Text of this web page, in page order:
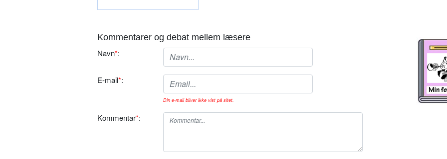
Kommentarer og debat mellem læsere
Navn*:
E-mail*:
Din e-mail bliver ikke vist på sitet.
Kommentar*: